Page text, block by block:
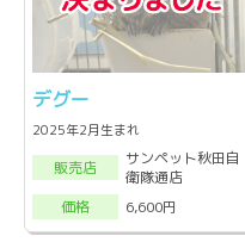
デグー
2025年2月生まれ
販売店
サンペット秋田自
衛隊通店
価格
6,600円